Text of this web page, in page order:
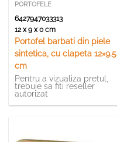
PORTOFELE
6427947033313
12 x 9 x 0 cm
Portofel barbati din piele
sintetica, cu clapeta 12×9.5
cm
Pentru a vizualiza pretul,
trebuie sa fiti reseller
autorizat